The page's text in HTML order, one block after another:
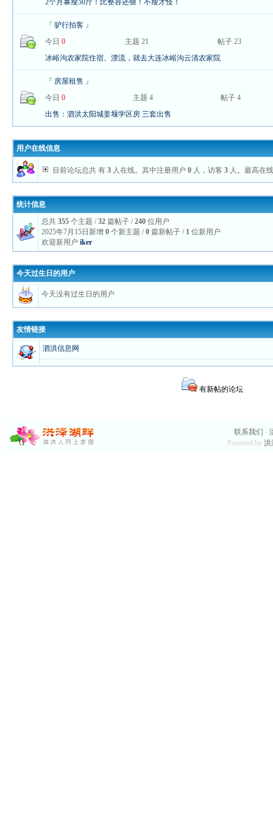
2个月暴瘦50斤！比整容还狠！不瘦才怪！
『 驴行拍客 』
今日 0 主题 21
帖子 23
冰峪沟农家院住宿、漂流，就去大连冰峪沟云清农家院
『 房屋租售 』
今日 0 主题 4
帖子 4
出售：泗洪太阳城姜堰学区房 三套出售
用户在线信息
目前论坛总共 有 3 人在线。其中注册用户 0 人，访客 3 人。最高在
统计信息
总共 355 个主题 /32 篇帖子 /240 位用户
2025年7月15日新增 0 个新主题 /0 篇新帖子 / 1 位新用户
欢迎新用户 iker
今天过生日的用户
今天没有过生日的用户
友情链接
泗洪信息网
有新帖的论坛
联系我们 -
Powered by 洪